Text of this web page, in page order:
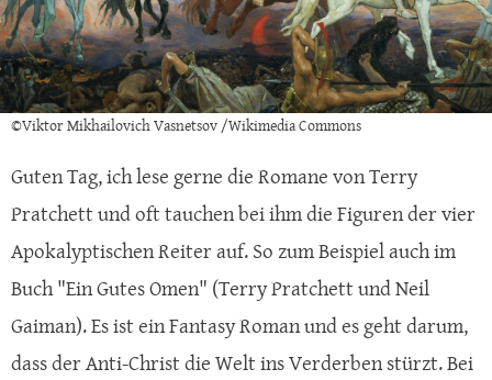
©Viktor Mikhailovich Vasnetsov /Wikimedia Commons
Guten Tag, ich lese gerne die Romane von Terry
Pratchett und oft tauchen bei ihm die Figuren der vier
Apokalyptischen Reiter auf. So zum Beispiel auch im
Buch "Ein Gutes Omen" (Terry Pratchett und Neil
Gaiman). Es ist ein Fantasy Roman und es geht darum,
dass der Anti-Christ die Welt ins Verderben stürzt. Bei